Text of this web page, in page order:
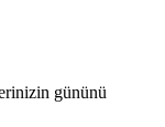
gününü